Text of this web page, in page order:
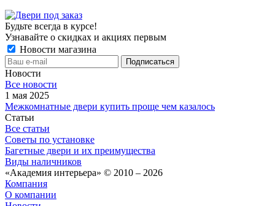
Будьте всегда в курсе!
Узнавайте о скидках и акциях первым
Новости магазина
Новости
Все новости
1 мая 2025
Межкомнатные двери купить проще чем казалось
Статьи
Все статьи
Советы по установке
Багетные двери и их преимущества
Виды наличников
«Академия интерьера» © 2010 – 2026
Компания
О компании